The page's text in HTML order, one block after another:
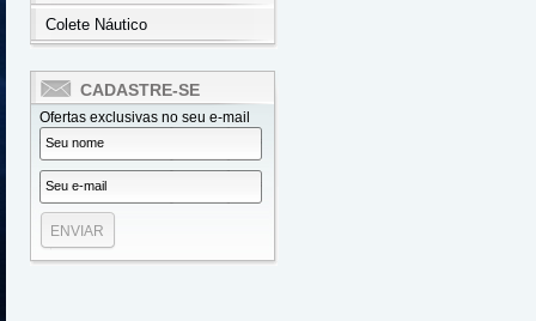
Colete Náutico
CADASTRE-SE
Ofertas exclusivas no seu e-mail